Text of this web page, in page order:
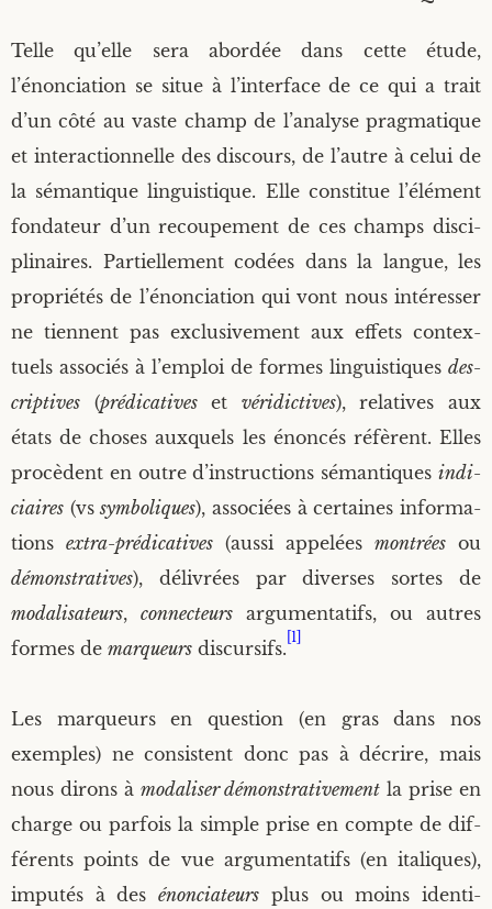
Publications en ligne
Expressions idiomatiques, locutions et
proverbes
Ethos discursif et subjectivité
Subjectivité de l’esprit
Responsabilités scientifiques et rayonnement
Encadrement doctoral
Recherches
Recherche avancée
Telle qu’elle sera abor­dée dans cette étude,
l’énonciation se situe à l’interface de ce qui a trait
d’un côté au vaste champ de l’analyse prag­ma­tique
et inter­ac­tion­nelle des dis­cours, de l’autre à celui de
la séman­tique lin­guis­tique. Elle consti­tue l’élément
fon­da­teur d’un recou­pe­ment de ces champs dis­ci­
pli­naires. Par­tiel­le­ment codées dans la langue, les
pro­prié­tés de l’énonciation qui vont nous inté­res­ser
ne tiennent pas exclu­si­ve­ment aux effets contex­
tuels asso­ciés à l’emploi de formes lin­guis­tiques des­
crip­tives (pré­di­ca­tiveset véri­dic­tives), rela­tives aux
états de choses aux­quels les énon­cés réfèrent. Elles
pro­cèdent en outre d’instructions séman­tiques indi­
ciaires (vssym­bo­liques), asso­ciées à cer­taines infor­ma­
tions extra-pré­di­ca­tives (aus­si appe­lées mon­trées ou
démons­tra­tives), déli­vrées par diverses sortes de
moda­li­sa­teurs, connec­teurs argu­men­ta­tifs, ou autres
formes de mar­queurs dis­cur­sifs.
[1]
Les mar­queurs en ques­tion (en gras dans nos
exemples) ne consistent donc pas à décrire, mais
nous dirons à moda­li­ser démons­tra­ti­ve­ment la prise en
charge ou par­fois la simple prise en compte de dif­
fé­rents points de vue argu­men­ta­tifs (en ita­liques),
impu­tés à desénon­cia­teurs plus ou moins iden­ti­